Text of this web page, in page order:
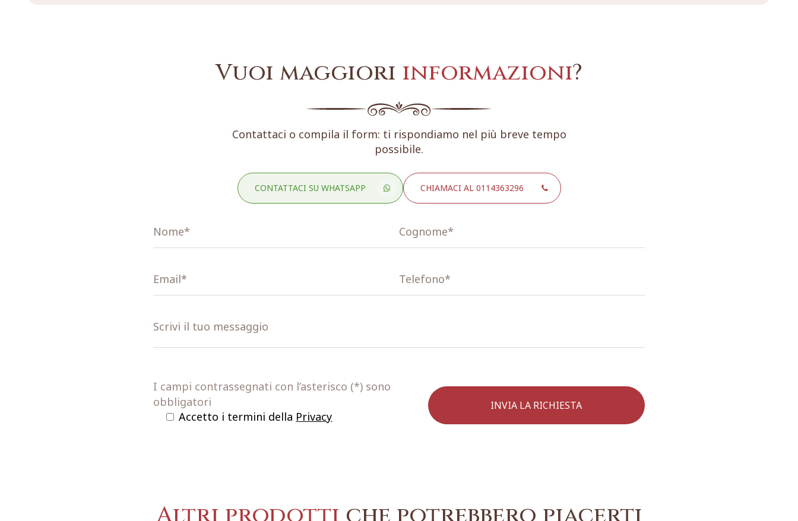
Vuoi maggiori informazioni?
Contattaci o compila il form: ti rispondiamo nel più breve tempo
possibile.
CONTATTACI SU WHATSAPP CHIAMACI AL 0114363296
I campi contrassegnati con l’asterisco (*) sono
obbligatori
Accetto i termini della Privacy